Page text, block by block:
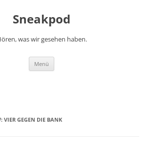
Sneakpod
was wir gesehen haben.
Menü
VIER GEGEN DIE BANK